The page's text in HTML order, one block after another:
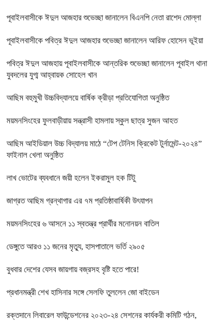
পূবাইলবাসীকে ঈদুল আজহার শুভেচ্ছা জানালেন বিএনপি নেতা রাশেদ মোল্লা
পূবাইলবাসীকে পবিত্র ঈদুল আজহার শুভেচ্ছা জানালেন আরিফ হোসেন ভূইয়া
পবিত্র ঈদুল আজহায় পূবাইলবাসীকে আন্তরিক শুভেচ্ছা জানালেন পূবাইল থানা
যুবদলের যুগ্ম আহ্বায়ক সোহেল খান
আছিম বহুমুখী উচ্চবিদ্যালয়ে বার্ষিক ক্রীড়া প্রতিযোগিতা অনুষ্ঠিত
ময়মনসিংহের ফুলবাড়ীয়ায় সন্ত্রাসী হামলায় স্কুল ছাত্র সুজন আহত
আছিম আইডিয়াল উচ্চ বিদ্যালয় মাঠে “টেপ টেনিস ক্রিকেট টুর্নামেন্ট-২০২৪”
ফাইনাল খেলা অনুষ্ঠিত
লাখ ভোটের ব্যবধানে জয়ী হলেন ইকরামুল হক টিটু
জাগ্রত আছিম গ্রন্থাগার এর ৭ম প্রতিষ্ঠাবার্ষিকী উৎযাপন
ময়মনসিংহের ৬ আসনে ১১ স্বতন্ত্র প্রার্থীর মনোনয়ন বাতিল
ডেঙ্গুতে আরও ১১ জনের মৃত্যু, হাসপাতালে ভর্তি ২৯০৫
বুধবার দেশের যেসব জায়গায় বজ্রসহ বৃষ্টি হতে পারে!
প্রধানমন্ত্রী শেখ হাসিনার সঙ্গে সেলফি তুললেন জো বাইডেন
রক্তদানে লিবারেল ফাউন্ডেশনের ২০২৩-২৪ সেশনের কার্যকরী কমিটি গঠন,